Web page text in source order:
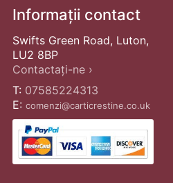
Informații contact
Swifts Green Road, Luton,
LU2 8BP
Contactați-ne ›
T: 07585224313
E: comenzi@carticrestine.co.uk